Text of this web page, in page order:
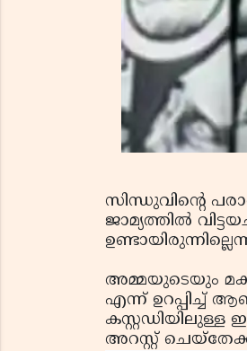
സിന്ധുവിന്റെ
ജാമ്യത്തില്‍
അമ്മയുടെയും
എന്ന് ഉറപ്പിച്ച്
അറസ്റ്റ്